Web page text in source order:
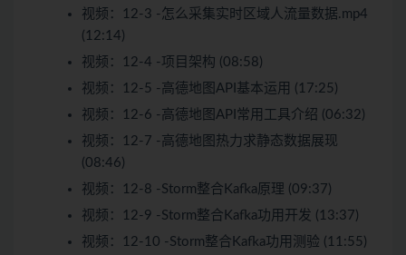
视频：
12-3 -怎么采集实时区域人流量数据.mp4
(12:14)
视频：
12-4 -项目架构 (08:58)
视频：
12-5 -高德地图API基本运用 (17:25)
视频：
12-6 -高德地图API常用工具介绍 (06:32)
视频：
12-7 -高德地图热力求静态数据展现
(08:46)
视频：
12-8 -Storm整合Kafka原理 (09:37)
视频：
12-9 -Storm整合Kafka功用开发 (13:37)
视频：
12-10 -Storm整合Kafka功用测验 (11:55)